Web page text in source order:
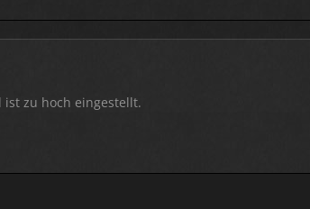
ist zu hoch eingestellt.